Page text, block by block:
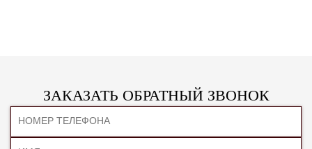
ЗАКАЗАТЬ ОБРАТНЫЙ ЗВОНОК